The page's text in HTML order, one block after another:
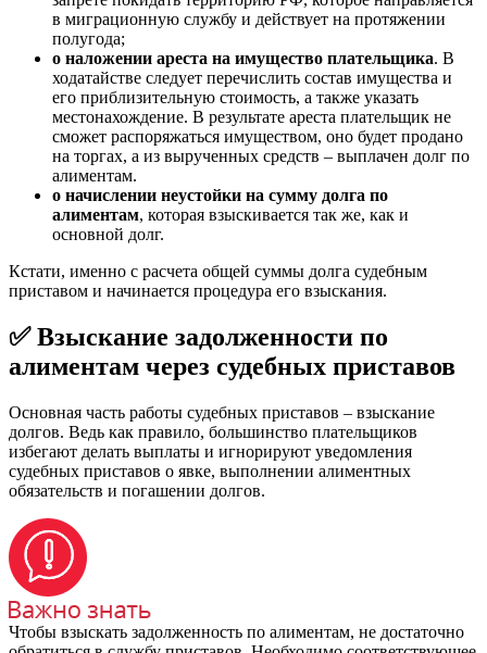
в миграционную службу и действует на протяжении
полугода;
о наложении ареста на имущество плательщика. В
ходатайстве следует перечислить состав имущества и
его приблизительную стоимость, а также указать
местонахождение. В результате ареста плательщик не
сможет распоряжаться имуществом, оно будет продано
на торгах, а из вырученных средств – выплачен долг по
алиментам.
о начислении неустойки на сумму долга по
алиментам, которая взыскивается так же, как и
основной долг.
Кстати, именно с расчета общей суммы долга судебным
приставом и начинается процедура его взыскания.
✅ Взыскание задолженности по
алиментам через судебных приставов
Основная часть работы судебных приставов – взыскание
долгов. Ведь как правило, большинство плательщиков
избегают делать выплаты и игнорируют уведомления
судебных приставов о явке, выполнении алиментных
обязательств и погашении долгов.
Чтобы взыскать задолженность по алиментам, не достаточно